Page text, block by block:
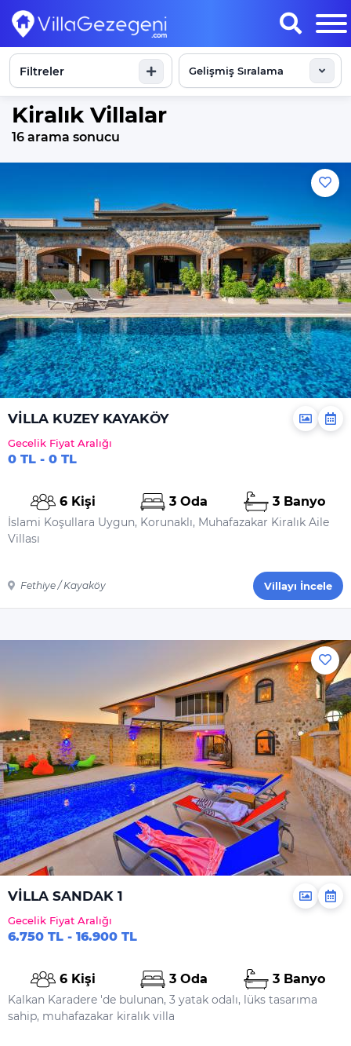
Filtreler
Sonuçları Göster
Kiralık Villalar
16 arama sonucu
VİLLA KUZEY KAYAKÖY
Gecelik Fiyat Aralığı
0 TL - 0 TL
6 Kişi 3 Oda 3 Banyo
İslami Koşullara Uygun, Korunaklı, Muhafazakar Kiralık Aile
Villası
Fethiye / Kayaköy Villayı İncele
VİLLA SANDAK 1
Gecelik Fiyat Aralığı
6.750 TL - 16.900 TL
6 Kişi 3 Oda 3 Banyo
Kalkan Karadere 'de bulunan, 3 yatak odalı, lüks tasarıma
sahip, muhafazakar kiralık villa